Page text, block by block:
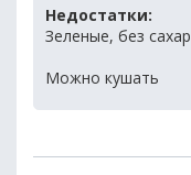
Недостатки:
Зеленые, без
Можно кушать